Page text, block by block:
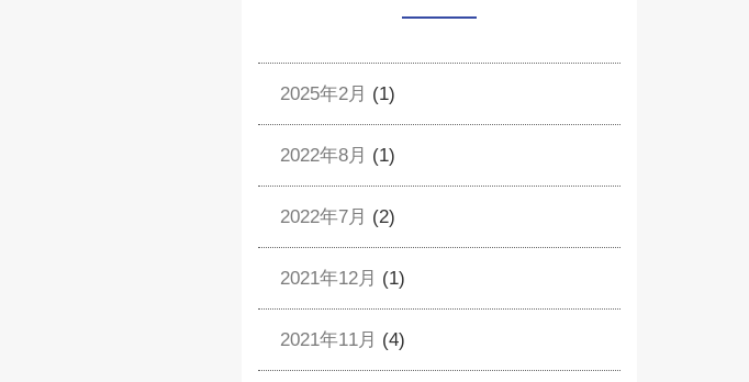
2025年2月 (1)
2022年8月 (1)
2022年7月 (2)
2021年12月 (1)
2021年11月 (4)